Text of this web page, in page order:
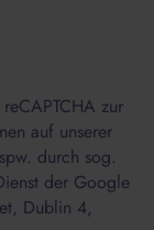
zur
auf unserer
durch sog.
der Google
Dublin 4,